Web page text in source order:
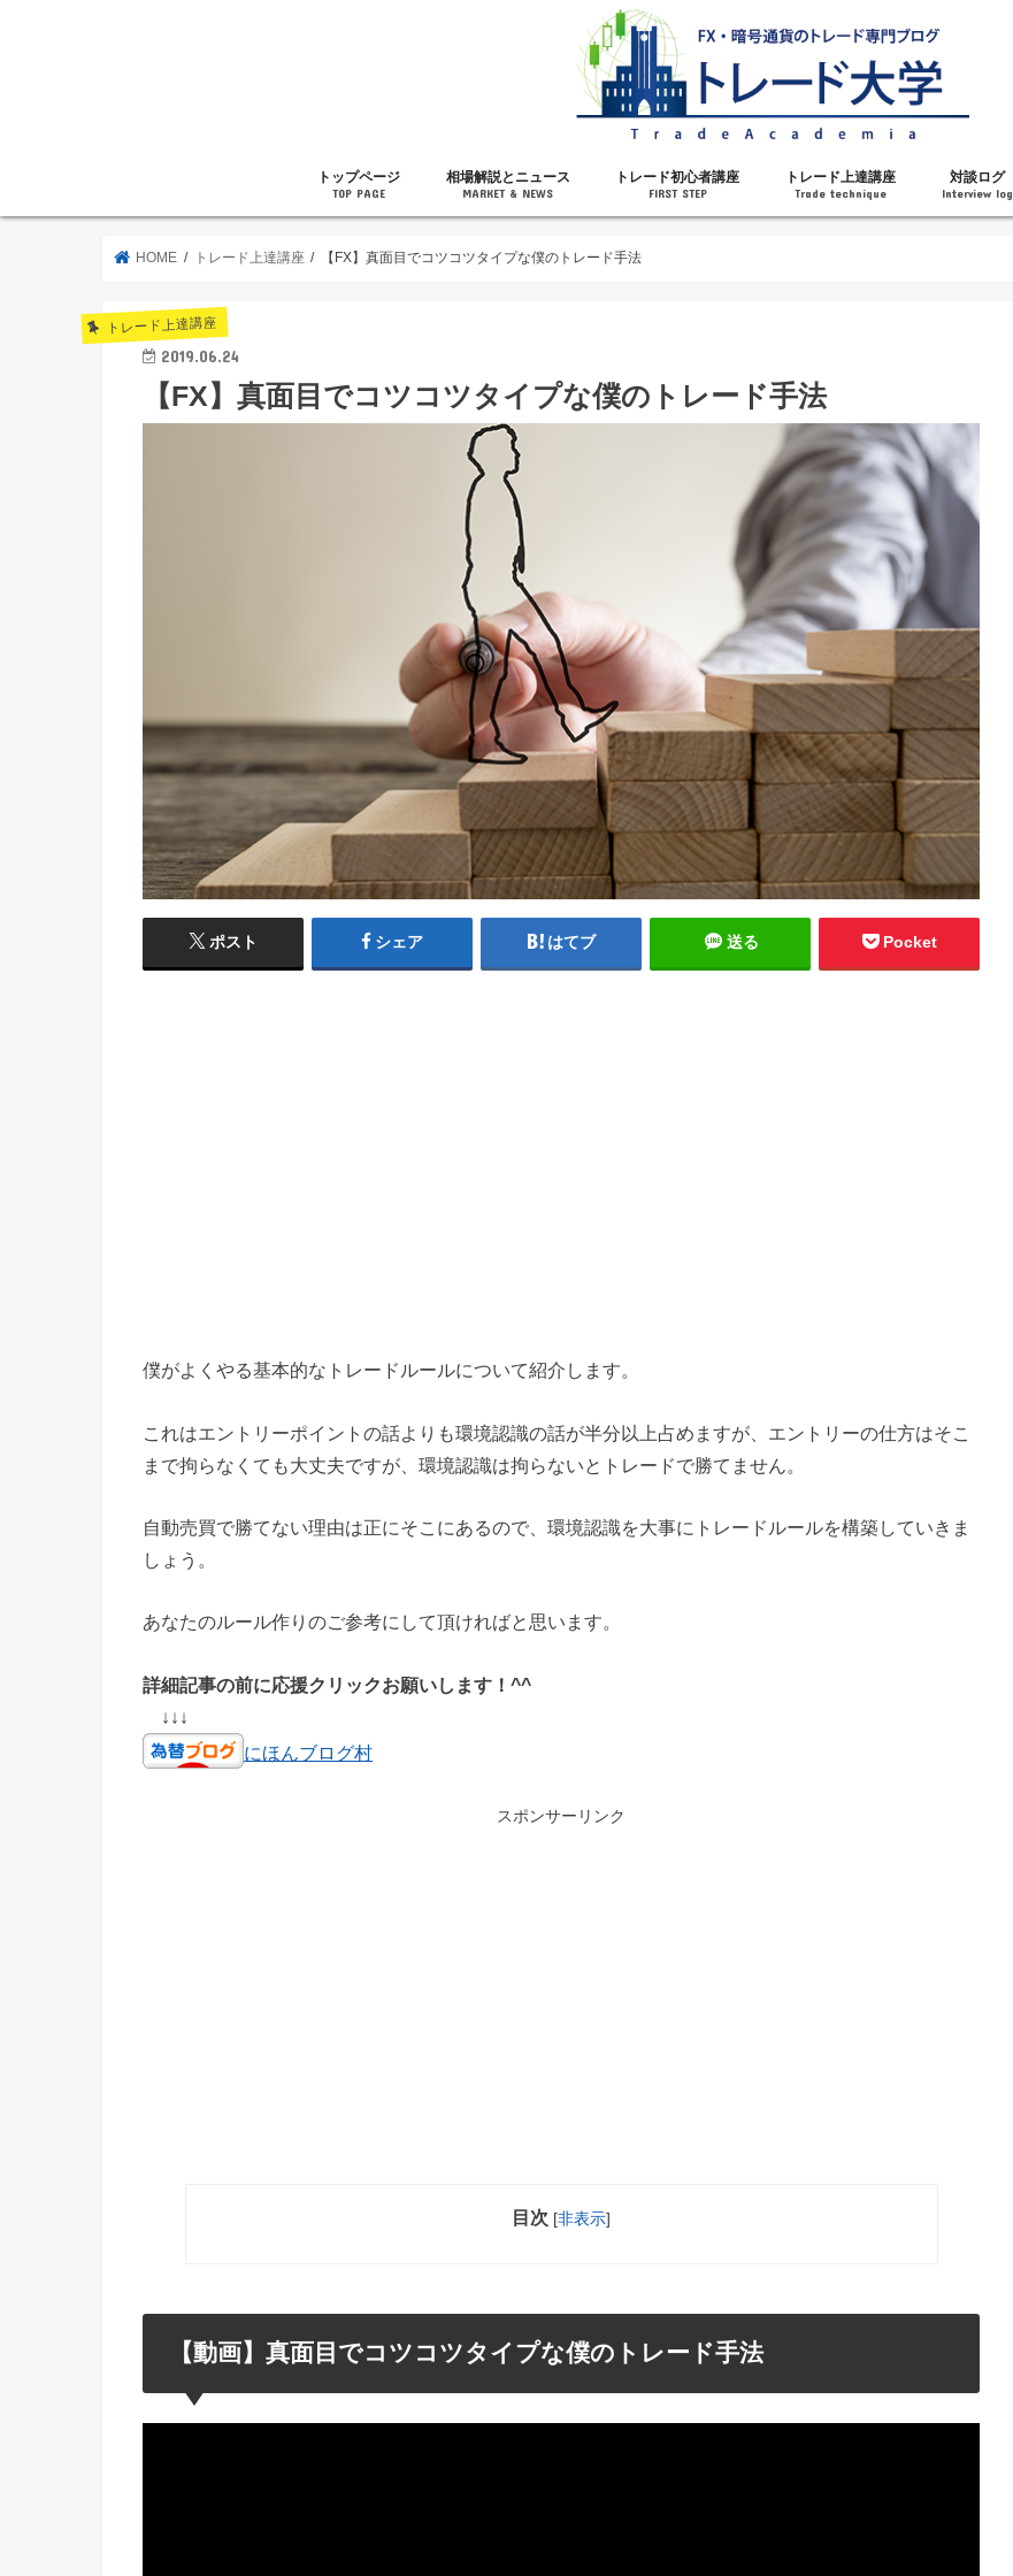
トップページ
TOP PAGE
相場解説とニュース
MARKET & NEWS
トレード初心者講座
FIRST STEP
トレード上達講座
Trade technique
対談ログ
Interview log
HOME トレード上達講座 【FX】真面目でコツコツタイプな僕のトレード手法
トレード上達講座
2019.06.24
【FX】真面目でコツコツタイプな僕のトレード手法
ポスト シェア はてブ 送る Pocket
僕がよくやる基本的なトレードルールについて紹介します。
これはエントリーポイントの話よりも環境認識の話が半分以上占めますが、エントリーの仕方はそこ
まで拘らなくても大丈夫ですが、環境認識は拘らないとトレードで勝てません。
自動売買で勝てない理由は正にそこにあるので、環境認識を大事にトレードルールを構築していきま
しょう。
あなたのルール作りのご参考にして頂ければと思います。
詳細記事の前に応援クリックお願いします！^^
↓↓↓
にほんブログ村
スポンサーリンク
目次 [非表示]
【動画】真面目でコツコツタイプな僕のトレード手法